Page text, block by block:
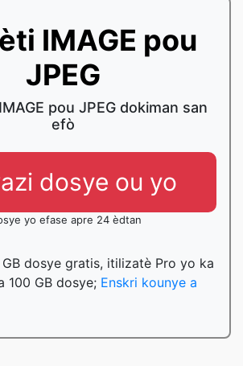
IMAGE pou
JPEG
pou JPEG dokiman san
efò
dosye ou yo
yo efase apre 24 èdtan
GB dosye gratis, itilizatè Pro yo ka
100 GB dosye; Enskri kounye a